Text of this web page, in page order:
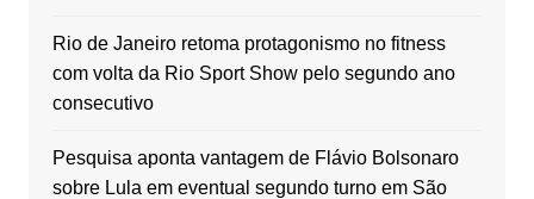
Rio de Janeiro retoma protagonismo no fitness
com volta da Rio Sport Show pelo segundo ano
consecutivo
Pesquisa aponta vantagem de Flávio Bolsonaro
sobre Lula em eventual segundo turno em São